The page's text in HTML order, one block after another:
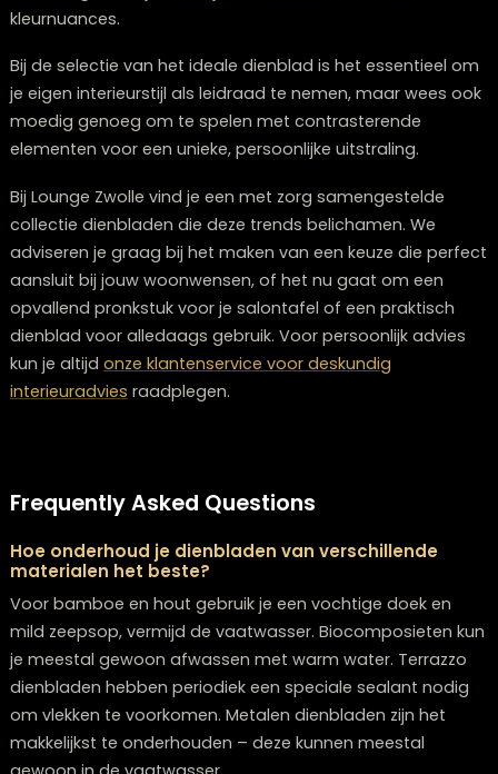
Wat maakt een dienblad duurzaam in
2026?
Een dienblad is pas werkelijk duurzaam in 2026 als de
volledige **productlevenscyclus** geoptimaliseerd is
een minimale ecologische voetafdruk. Dit begint met
selectie van materialen: hernieuwbare grondstoffen
gecertificeerd hout, bamboe of innovatieve
biocomposieten vormen de fundering.
Het fabricageproces is minstens zo cruciaal.
productiemethoden, een beperkt waterverbruik en
lage CO2-uitstoot zijn onontbeerlijke maatstaven
Een werkelijk duurzaam dienblad is ontworpen om
mee te gaan, met een tijdloos ontwerp en een
constructie die reparatie mogelijk maakt in plaats van
vervanging.
Tot slot speelt recycleerbaarheid een rol.
duurzame dienbladen zijn zo geconstrueerd dat ze
einde van hun gebruiksduur volledig gedemonteerd
herverwerkt kunnen worden.